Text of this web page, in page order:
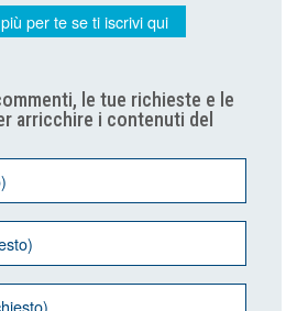
per te se ti iscrivi qui
le tue richieste e le
arricchire i contenuti del